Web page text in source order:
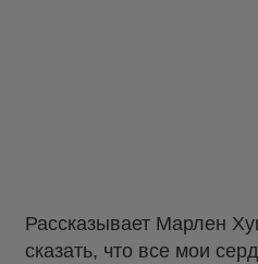
Рассказывает Марлен
сказать, что все мои